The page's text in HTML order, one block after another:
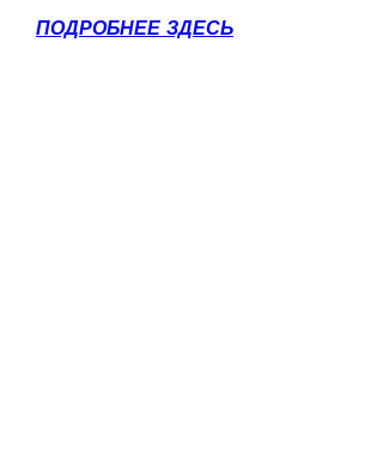
ПОДРОБНЕЕ ЗДЕСЬ